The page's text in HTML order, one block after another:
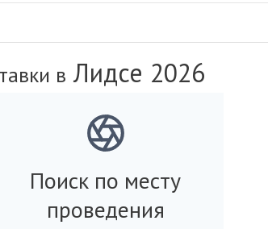
в Лидсе 2026
Поиск по месту
проведения